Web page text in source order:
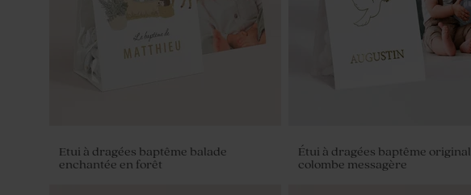
Etui à dragées baptême balade
enchantée en forêt
Étui à dragées baptême original
colombe messagère